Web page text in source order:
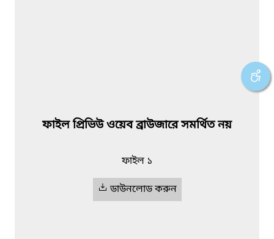
ফাইল প্রিভিউ ওয়েব ব্রাউজারে সমর্থিত নয়
ফাইল ১
ডাউনলোড করুন